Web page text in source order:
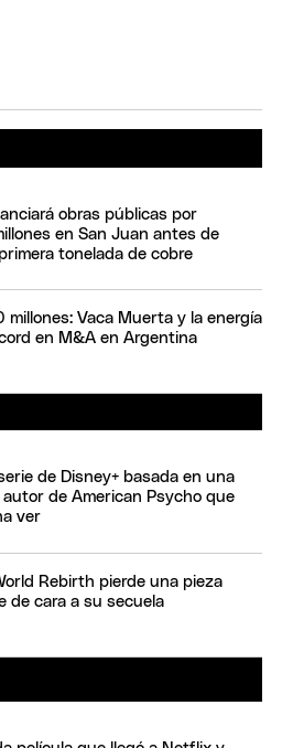
obras públicas por
en San Juan antes de
tonelada de cobre
millones: Vaca Muerta y la energía
en M&A en Argentina
de Disney+ basada en una
autor de American Psycho que
ver
Rebirth pierde una pieza
de cara a su secuela